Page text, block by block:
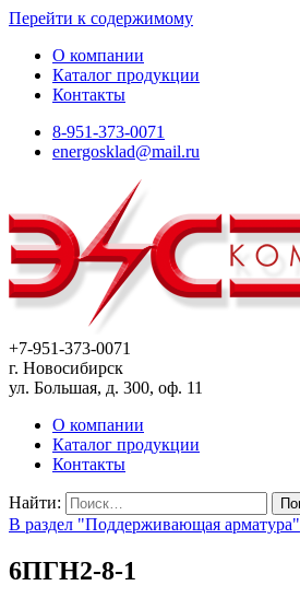
Перейти к содержимому
О компании
Каталог продукции
Контакты
8-951-373-0071
energosklad@mail.ru
+7-951-373-0071
г. Новосибирск
ул. Большая, д. 300, оф. 11
О компании
Каталог продукции
Контакты
Найти:
В раздел "Поддерживающая арматура"
6ПГН2-8-1